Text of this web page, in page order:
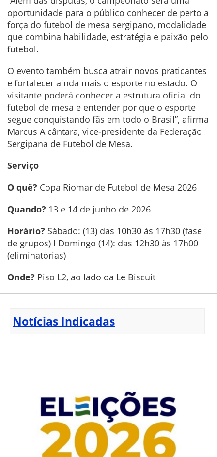
oportunidade para o público conhecer de perto a
força do futebol de mesa sergipano, modalidade
que combina habilidade, estratégia e paixão pelo
futebol.
O evento também busca atrair novos praticantes
e fortalecer ainda mais o esporte no estado. O
visitante poderá conhecer a estrutura oficial do
futebol de mesa e entender por que o esporte
segue conquistando fãs em todo o Brasil”, afirma
Marcus Alcântara, vice-presidente da Federação
Sergipana de Futebol de Mesa.
Serviço
O quê? Copa Riomar de Futebol de Mesa 2026
Quando? 13 e 14 de junho de 2026
Horário? Sábado: (13) das 10h30 às 17h30 (fase
de grupos) l Domingo (14): das 12h30 às 17h00
(eliminatórias)
Onde? Piso L2, ao lado da Le Biscuit
Notícias Indicadas